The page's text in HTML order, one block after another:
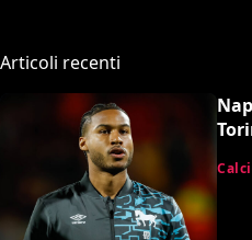
Articoli recenti